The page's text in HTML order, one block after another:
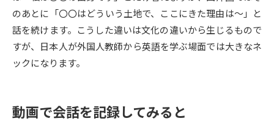
大学で学べる内容や特徴を調べる
新増設大学・学部・学科特集
国際・グローバルに強い大学特
集
デジタルパンフレット 進路の３択
のあとに「〇〇はどういう土地で、ここにきた理由は～」と
話を続けます。こうした違いは文化の違いから生じるもので
すが、日本人が外国人教師から英語を学ぶ場面では大きなネ
ックになります。
動画で会話を記録してみると